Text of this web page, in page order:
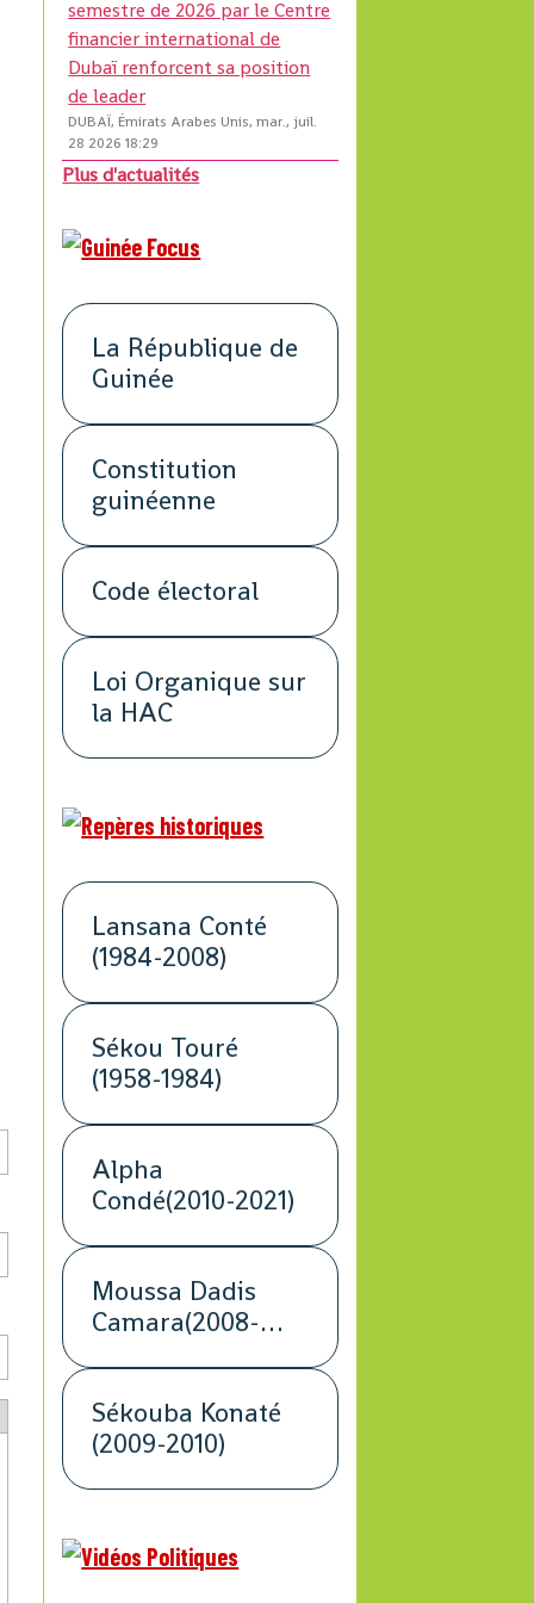
semestre de 2026 par le Centre
financier international de
Dubaï renforcent sa position
de leader
DUBAÏ, Émirats Arabes Unis, mar., juil.
28 2026 18:29
Plus d'actualités
La République de
Guinée
Constitution
guinéenne
Code électoral
Loi Organique sur
la HAC
Lansana Conté
(1984-2008)
Sékou Touré
(1958-1984)
Alpha
Condé(2010-2021)
Moussa Dadis
Camara(2008-
Sékouba Konaté
(2009-2010)